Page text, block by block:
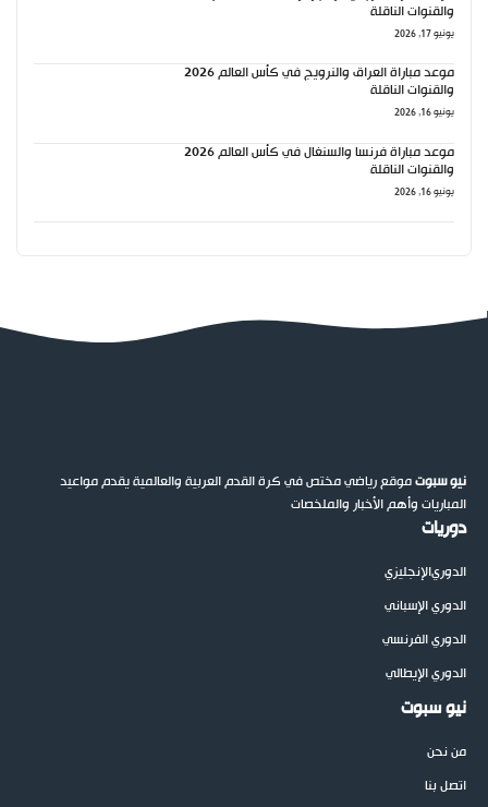
والقنوات الناقلة
يونيو 17, 2026
موعد مباراة العراق والنرويج في كأس العالم 2026
والقنوات الناقلة
يونيو 16, 2026
موعد مباراة فرنسا والسنغال في كأس العالم 2026
والقنوات الناقلة
يونيو 16, 2026
نيو سبوتموقع رياضي مختص في كرة القدم العربية والعالمية يقدم مواعيد
المباريات وأهم الأخبار والملخصات
دوريات
الدوريالإنجليزي
الدوري الإسباني
الدوري الفرنسي
الدوري الإيطالي
نيو سبوت
من نحن
اتصل بنا